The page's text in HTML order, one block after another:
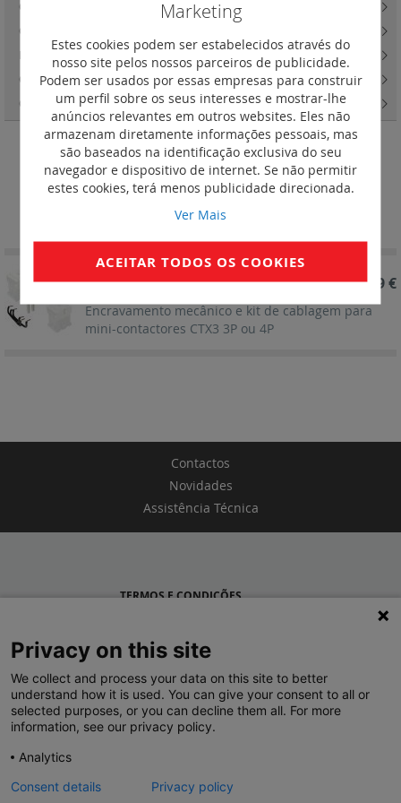
Dispositivo de encravamento
REF. 417160
Encravamento mecânico e kit de cablagem para
mini-contactores CTX3 3P ou 4P
13,49 €
Contactores industriais CTX3 3 pólos - 9 a 65 A
Contactores industriais CTX3 3 pólos - 75 a 800 A
Relés térmicos RTX3 para contactores industriais 3 pólos CTX3
(56)
Contactores industriais CTX3 4 pólos - 40 a 900 A(11)
CTX3 - acessórios (20)
Contactos
Novidades
Assistência Técnica
Marketing
Estes cookies podem ser estabelecidos através do
nosso site pelos nossos parceiros de publicidade.
Podem ser usados por essas empresas para construir
um perfil sobre os seus interesses e mostrar-lhe
anúncios relevantes em outros websites. Eles não
armazenam diretamente informações pessoais, mas
são baseados na identificação exclusiva do seu
navegador e dispositivo de internet. Se não permitir
estes cookies, terá menos publicidade direcionada.
Ver Mais
ACEITAR TODOS OS COOKIES
TERMOS E CONDIÇÕES
LEGRAND PORTUGAL
GRUPO LEGRAND NO MUNDO
Privacy on this site
We collect and process your data on this site to better
understand how it is used. You can give your consent to all or
selected purposes, or you can decline them all. For more
information, see our privacy policy.
Analytics
Consent details
Privacy policy